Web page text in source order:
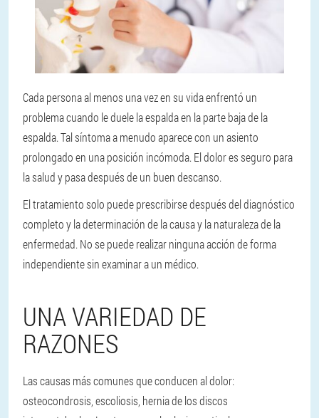
Cada persona al menos una vez en su vida enfrentó un
problema cuando le duele la espalda en la parte baja de la
espalda. Tal síntoma a menudo aparece con un asiento
prolongado en una posición incómoda. El dolor es seguro para
la salud y pasa después de un buen descanso.
El tratamiento solo puede prescribirse después del diagnóstico
completo y la determinación de la causa y la naturaleza de la
enfermedad. No se puede realizar ninguna acción de forma
independiente sin examinar a un médico.
UNA VARIEDAD DE
RAZONES
Las causas más comunes que conducen al dolor:
osteocondrosis, escoliosis, hernia de los discos